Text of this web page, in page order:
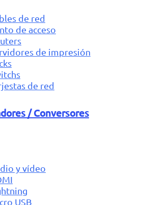
de red
de acceso
de impresión
de red
/ Conversores
y vídeo
USB